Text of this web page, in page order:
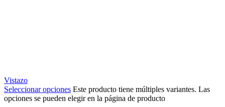
Vistazo
Seleccionar opciones Este producto tiene múltiples variantes. Las
opciones se pueden elegir en la página de producto